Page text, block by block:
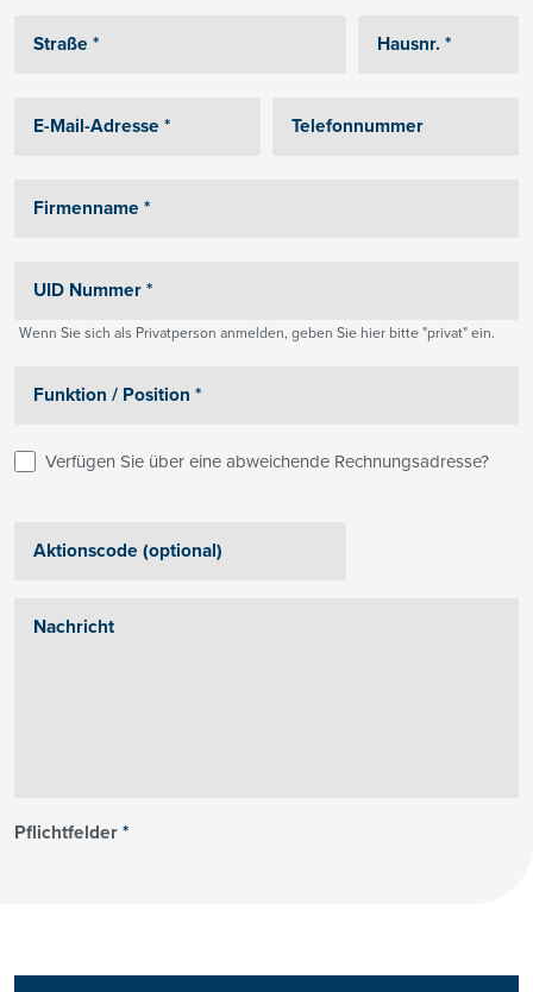
Wenn Sie sich als Privatperson anmelden, geben Sie hier bitte "privat" ein.
Verfügen Sie über eine abweichende Rechnungsadresse?
Pflichtfelder*